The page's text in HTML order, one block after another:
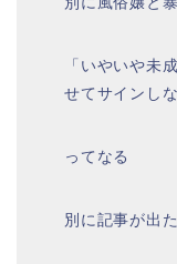
「いやいや未
せてサインし
ってなる
別に記事が出